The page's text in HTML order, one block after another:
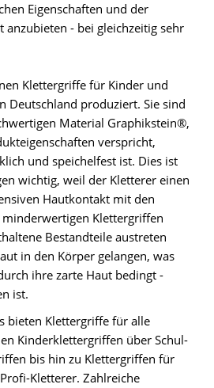
Eigenschaften und der
- bei gleichzeitig sehr
Klettergriffe für Kinder und
Deutschland produziert. Sie sind
Material Graphikstein®,
verspricht,
und speichelfest ist. Dies ist
wichtig, weil der Kletterer einen
Hautkontakt mit den
Klettergriffen
Bestandteile austreten
in den Körper gelangen, was
ihre zarte Haut bedingt -
ist.
bieten Klettergriffe für alle
Kinderklettergriffen über Schul-
bis hin zu Klettergriffen für
Kletterer. Zahlreiche